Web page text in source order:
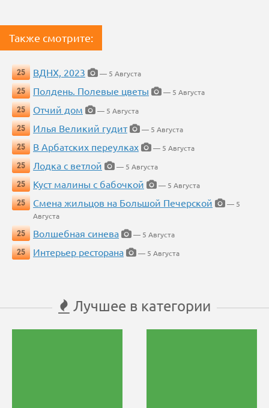
Также смотрите:
25 ВДНХ, 2023
— 5 Августа
25
Полдень. Полевые цветы
— 5 Августа
25
Отчий дом
— 5 Августа
25
Илья Великий гудит
— 5 Августа
25
В Арбатских переулках
— 5 Августа
25
Лодка с ветлой
— 5 Августа
25
Куст малины с бабочкой
— 5 Августа
25
Смена жильцов на Большой Печерской
— 5
Августа
25
Волшебная синева
— 5 Августа
25
Интерьер ресторана — 5 Августа
Лучшее в категории